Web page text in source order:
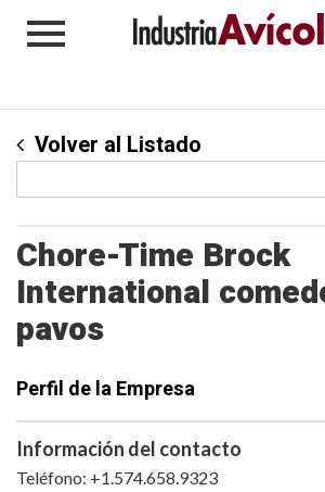
Volver al Listado
Chore-Time Brock
International
pavos
Perfil de la Empresa
Información del contacto
Teléfono: +1.574.658.9323